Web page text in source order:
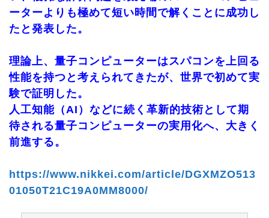
ーターよりも極めて短い時間で解くことに成功し
たと発表した。
理論上、量子コンピューターはスパコンを上回る
性能を持つと考えられてきたが、世界で初めて実
験で証明した。
人工知能（AI）などに続く革新的技術として期
待される量子コンピューターの実用化へ、大きく
前進する。
https://www.nikkei.com/article/DGXMZO513
01050T21C19A0MM8000/